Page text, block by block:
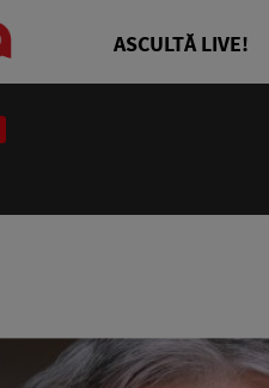
ASCULTĂ LIVE!